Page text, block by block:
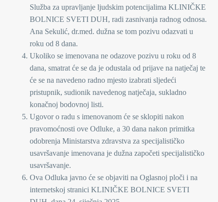
Služba za upravljanje ljudskim potencijalima KLINIČKE
BOLNICE SVETI DUH, radi zasnivanja radnog odnosa.
Ana Sekulić, dr.med. dužna se tom pozivu odazvati u
roku od 8 dana.
Ukoliko se imenovana ne odazove pozivu u roku od 8
dana, smatrat će se da je odustala od prijave na natječaj te
će se na navedeno radno mjesto izabrati sljedeći
pristupnik, sudionik navedenog natječaja, sukladno
konačnoj bodovnoj listi.
Ugovor o radu s imenovanom će se sklopiti nakon
pravomoćnosti ove Odluke, a 30 dana nakon primitka
odobrenja Ministarstva zdravstva za specijalističko
usavršavanje imenovana je dužna započeti specijalističko
usavršavanje.
Ova Odluka javno će se objaviti na Oglasnoj ploči i na
internetskoj stranici KLINIČKE BOLNICE SVETI